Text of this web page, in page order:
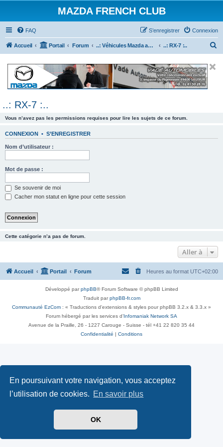
En poursuivant votre navigation, vous acceptez
l’utilisation de cookies. En savoir plus
OK
MAZDA FRENCH CLUB
FAQ Connexion
S’enregistrer
Accueil Portail Forum ..: Véhicules Mazda ancien (<2003) :.. ..: RX-7 :..
e
..: RX-7 :..
Vous n’avez pas les permissions requises pour lire les sujets de ce forum.
CONNEXION • S’ENREGISTRER
Nom d’utilisateur :
Mot de passe :
Se souvenir de moi
Cacher mon statut en ligne pour cette session
Cette catégorie n’a pas de forum.
Aller à
Accueil Portail Forum Heures au format UTC+02:00
Développé parphpBB® Forum Software © phpBB Limited
Traduit parphpBB-fr.com
Communauté EzCom : « Traductions d'extensions & styles pour phpBB 3.2.x & 3.3.x »
Forum hébergé par les services d’ Infomaniak Network SA
Avenue de la Praille, 26 - 1227 Carouge - Suisse - tél +41 22 820 35 44
Confidentialité
Conditions